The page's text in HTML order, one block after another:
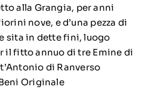
alla Grangia, per anni
nove, e d’una pezza di
sita in dette fini, luogo
il fitto annuo di tre Emine di
di Ranverso
Originale